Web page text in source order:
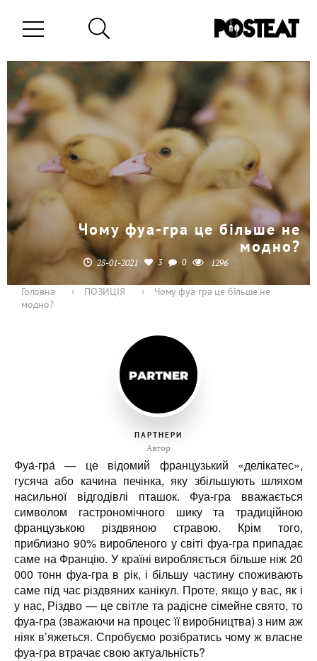
Чому фуа-гра це більше не
модно?
28-01-2021 3 0 1296
Головна › ПОЗИЦІЯ ›
Чому фуа-гра це більше не
модно?
ПАРТНЕРИ
Автор
Фуа́-гра́ — це відомий французький «делікатес»,
гусяча або качина печінка, яку збільшують шляхом
насильної відгодівлі пташок. Фуа-гра вважається
символом гастрономічного шику та традиційною
французькою різдвяною стравою. Крім того,
приблизно 90% виробленого у світі фуа-гра припадає
саме на Францію. У країні виробляється більше ніж 20
000 тонн фуа-гра в рік, і більшу частину споживають
саме під час різдвяних канікул. Проте, якщо у вас, як і
у нас, Різдво — це світле та радісне сімейне свято, то
фуа-гра (зважаючи на процес її виробництва) з ним аж
ніяк в’яжеться. Спробуємо розібратись чому ж власне
фуа-гра втрачає свою актуальність?